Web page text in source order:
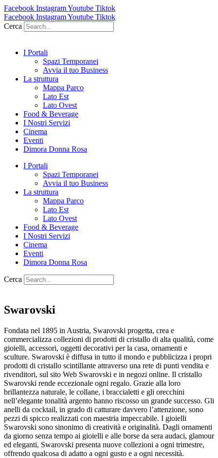
Facebook InstagramYoutube Tiktok
Facebook InstagramYoutube Tiktok
Cerca
I Portali
Spazi Temporanei
Avvia il tuo Business
La struttura
Mappa Parco
Lato Est
Lato Ovest
Food & Beverage
I Nostri Servizi
Cinema
Eventi
Dimora Donna Rosa
I Portali
Spazi Temporanei
Avvia il tuo Business
La struttura
Mappa Parco
Lato Est
Lato Ovest
Food & Beverage
I Nostri Servizi
Cinema
Eventi
Dimora Donna Rosa
Cerca
Swarovski
Fondata nel 1895 in Austria, Swarovski progetta, crea e
commercializza collezioni di prodotti di cristallo di alta qualità, come
gioielli, accessori, oggetti decorativi per la casa, ornamenti e
sculture. Swarovski è diffusa in tutto il mondo e pubblicizza i propri
prodotti di cristallo scintillante attraverso una rete di punti vendita e
rivenditori, sul sito Web Swarovski e in negozi online. Il cristallo
Swarovski rende eccezionale ogni regalo. Grazie alla loro
brillantezza naturale, le collane, i braccialetti e gli orecchini
nell’elegante tonalità argento hanno riscosso un grande successo. Gli
anelli da cocktail, in grado di catturare davvero l’attenzione, sono
pezzi di spicco realizzati con maestria impeccabile. I gioielli
Swarovski sono sinonimo di creatività e originalità. Dagli ornamenti
da giorno senza tempo ai gioielli e alle borse da sera audaci, glamour
ed eleganti, Swarovski presenta nuove collezioni a ogni trimestre,
offrendo qualcosa di adatto a ogni gusto e a ogni necessità.